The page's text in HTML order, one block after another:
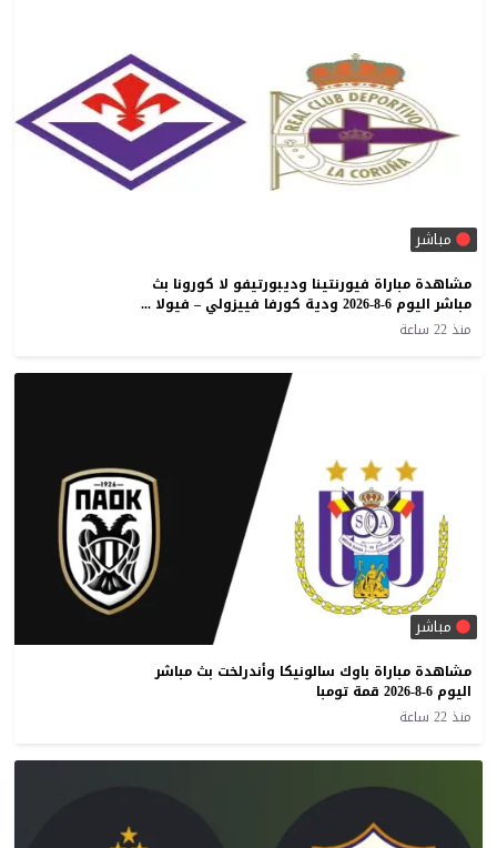
مباشر
مشاهدة مباراة فيورنتينا وديبورتيفو لا كورونا بث
مباشر اليوم 6-8-2026 ودية كورفا فييزولي – فيولا بارك
منذ 22 ساعة
مباشر
مشاهدة مباراة باوك سالونيكا وأندرلخت بث مباشر
اليوم 6-8-2026 قمة تومبا
منذ 22 ساعة